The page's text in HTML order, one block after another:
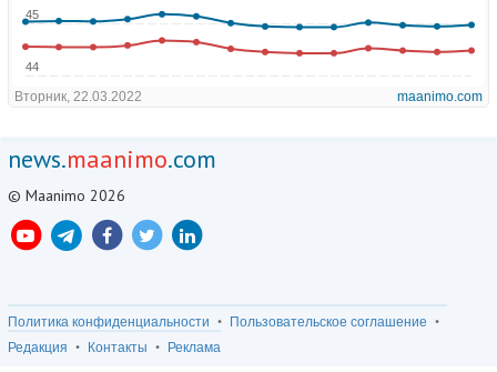
news.maanimo.com
© Maanimo 2026
Политика конфиденциальности
Пользовательское соглашение
Редакция
Контакты Реклама